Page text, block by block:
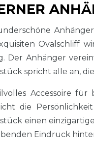
Ovalschliff
Der Anhänger
spricht alle an,
Accessoire
die
einen
Eindruck